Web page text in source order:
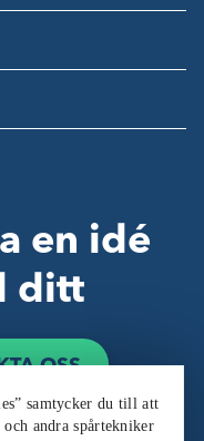
en idé
ditt
OSS
samtycker du till att
andra spårtekniker